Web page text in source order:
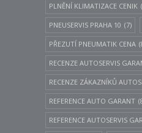
PLNĚNÍ KLIMATIZACE CENIK
PNEUSERVIS PRAHA 10 (7)
PŘEZUTÍ PNEUMATIK CENA
RECENZE AUTOSERVIS
RECENZE ZÁKAZNÍKŮ
REFERENCE AUTO GARANT
REFERENCE AUTOSERVIS